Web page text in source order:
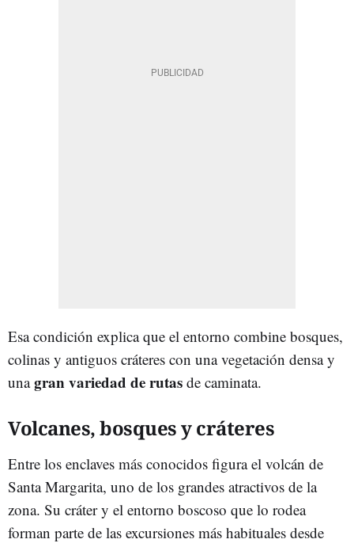
Esa condición explica que el entorno combine bosques,
colinas y antiguos cráteres con una vegetación densa y
unagran variedad de rutas de caminata.
Volcanes, bosques y cráteres
Entre los enclaves más conocidos figura el volcán de
Santa Margarita, uno de los grandes atractivos de la
zona. Su cráter y el entorno boscoso que lo rodea
forman parte de las excursiones más habituales desde